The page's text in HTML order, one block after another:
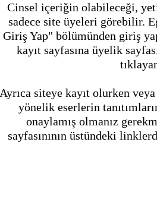
Cinsel içeriğin olabileceği,
sadece site üyeleri görebilir.
Giriş Yap" bölümünden giriş
kayıt sayfasına üyelik
Ayrıca siteye kayıt olurken
yönelik eserlerin
onaylamış olmanız
sayfasınının üstündeki